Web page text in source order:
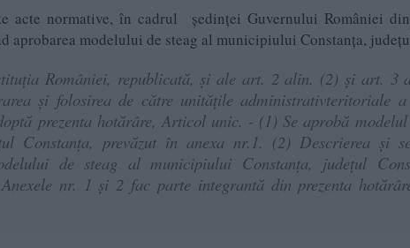
acte normative, în cadrul ședinței Guvernului României
aprobarea modelului de steag al municipiului Constanţa,
României, republicată, şi ale art. 2 alin. (2) și art. 3
și folosirea de către unitățile administrativteritoriale
prezenta hotărâre, Articol unic. - (1) Se aprobă
Constanța, prevăzut în anexa nr.1. (2) Descrierea şi
de steag al municipiului Constanța, judeţul
nr. 1 şi 2 fac parte integrantă din prezenta